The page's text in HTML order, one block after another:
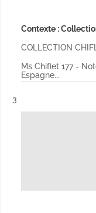
Contexte :
COLLECTION
Ms Chiflet 177 -
Espagne...
Résultat n°
3